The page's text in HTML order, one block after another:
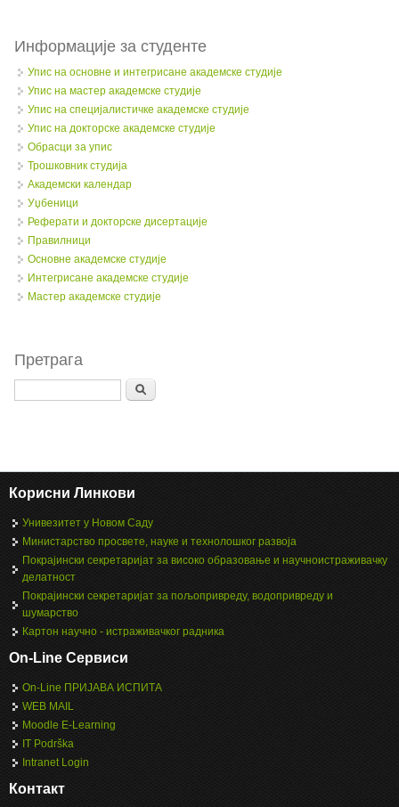
Информације за студенте
Упис на основне и интегрисане академске студије
Упис на мастер академске студије
Упис на специјалистичке академске студије
Упис на докторске академске студије
Обрасци за упис
Трошковник студија
Академски календар
Уџбеници
Реферати и докторске дисертације
Правилници
Oсновне академске студије
Интегрисане академске студије
Мастер академске студије
Претрага
Search
Корисни Линкови
Унивезитет у Новом Саду
Министарство просвете, науке и технолошког развоја
Покрајински секретаријат за високо образовање и научноистраживачку
делатност
Покрајински секретаријат за пољопривреду, водопривреду и
шумарство
Картон научно - истраживачког радника
On-Line Сервиси
On-Line ПРИЈАВА ИСПИТА
WEB MAIL
Moodle E-Learning
IT Podrška
Intranet Login
Контакт